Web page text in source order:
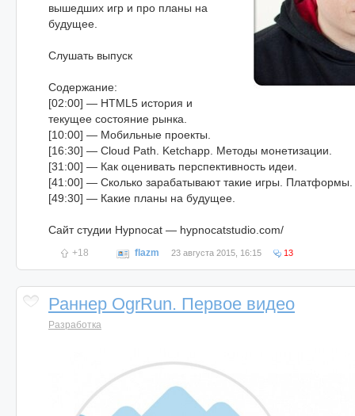
вышедших игр и про планы на
будущее.
Слушать выпуск
Содержание:
[02:00] — HTML5 история и
текущее состояние рынка.
[10:00] — Мобильные проекты.
[16:30] — Cloud Path. Ketchapp. Методы монетизации.
[31:00] — Как оценивать перспективность идеи.
[41:00] — Сколько зарабатывают такие игры. Платформы.
[49:30] — Какие планы на будущее.
Сайт студии Hypnocat — hypnocatstudio.com/
+18 flazm 23 августа 2015, 16:15 13
Раннер OgrRun. Первое видео
Разработка